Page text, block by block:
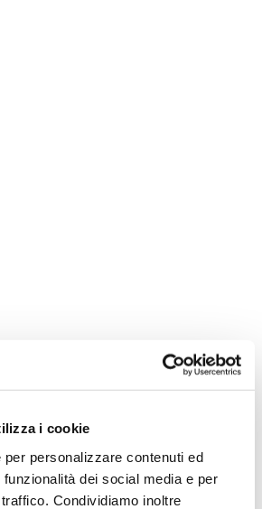
i cookie
personalizzare contenuti ed
dei social media e per
Condividiamo inoltre